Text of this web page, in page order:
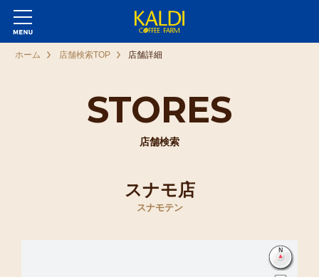
STORES
店舗検索
ホーム 店舗検索TOP 店舗詳細
スナモ店
スナモテン